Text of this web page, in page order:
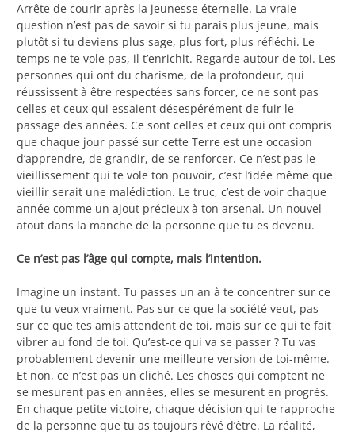
Arrête de courir après la jeunesse éternelle. La vraie
question n’est pas de savoir si tu parais plus jeune, mais
plutôt si tu deviens plus sage, plus fort, plus réfléchi. Le
temps ne te vole pas, il t’enrichit. Regarde autour de toi. Les
personnes qui ont du charisme, de la profondeur, qui
réussissent à être respectées sans forcer, ce ne sont pas
celles et ceux qui essaient désespérément de fuir le
passage des années. Ce sont celles et ceux qui ont compris
que chaque jour passé sur cette Terre est une occasion
d’apprendre, de grandir, de se renforcer. Ce n’est pas le
vieillissement qui te vole ton pouvoir, c’est l’idée même que
vieillir serait une malédiction. Le truc, c’est de voir chaque
année comme un ajout précieux à ton arsenal. Un nouvel
atout dans la manche de la personne que tu es devenu.
Ce n’est pas l’âge qui compte, mais l’intention.
Imagine un instant. Tu passes un an à te concentrer sur ce
que tu veux vraiment. Pas sur ce que la société veut, pas
sur ce que tes amis attendent de toi, mais sur ce qui te fait
vibrer au fond de toi. Qu’est-ce qui va se passer ? Tu vas
probablement devenir une meilleure version de toi-même.
Et non, ce n’est pas un cliché. Les choses qui comptent ne
se mesurent pas en années, elles se mesurent en progrès.
En chaque petite victoire, chaque décision qui te rapproche
de la personne que tu as toujours rêvé d’être. La réalité,